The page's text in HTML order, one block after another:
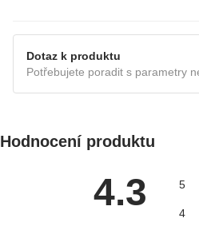
Dotaz k produktu
Potřebujete poradit s parametry
Hodnocení produktu
4.3 5
4